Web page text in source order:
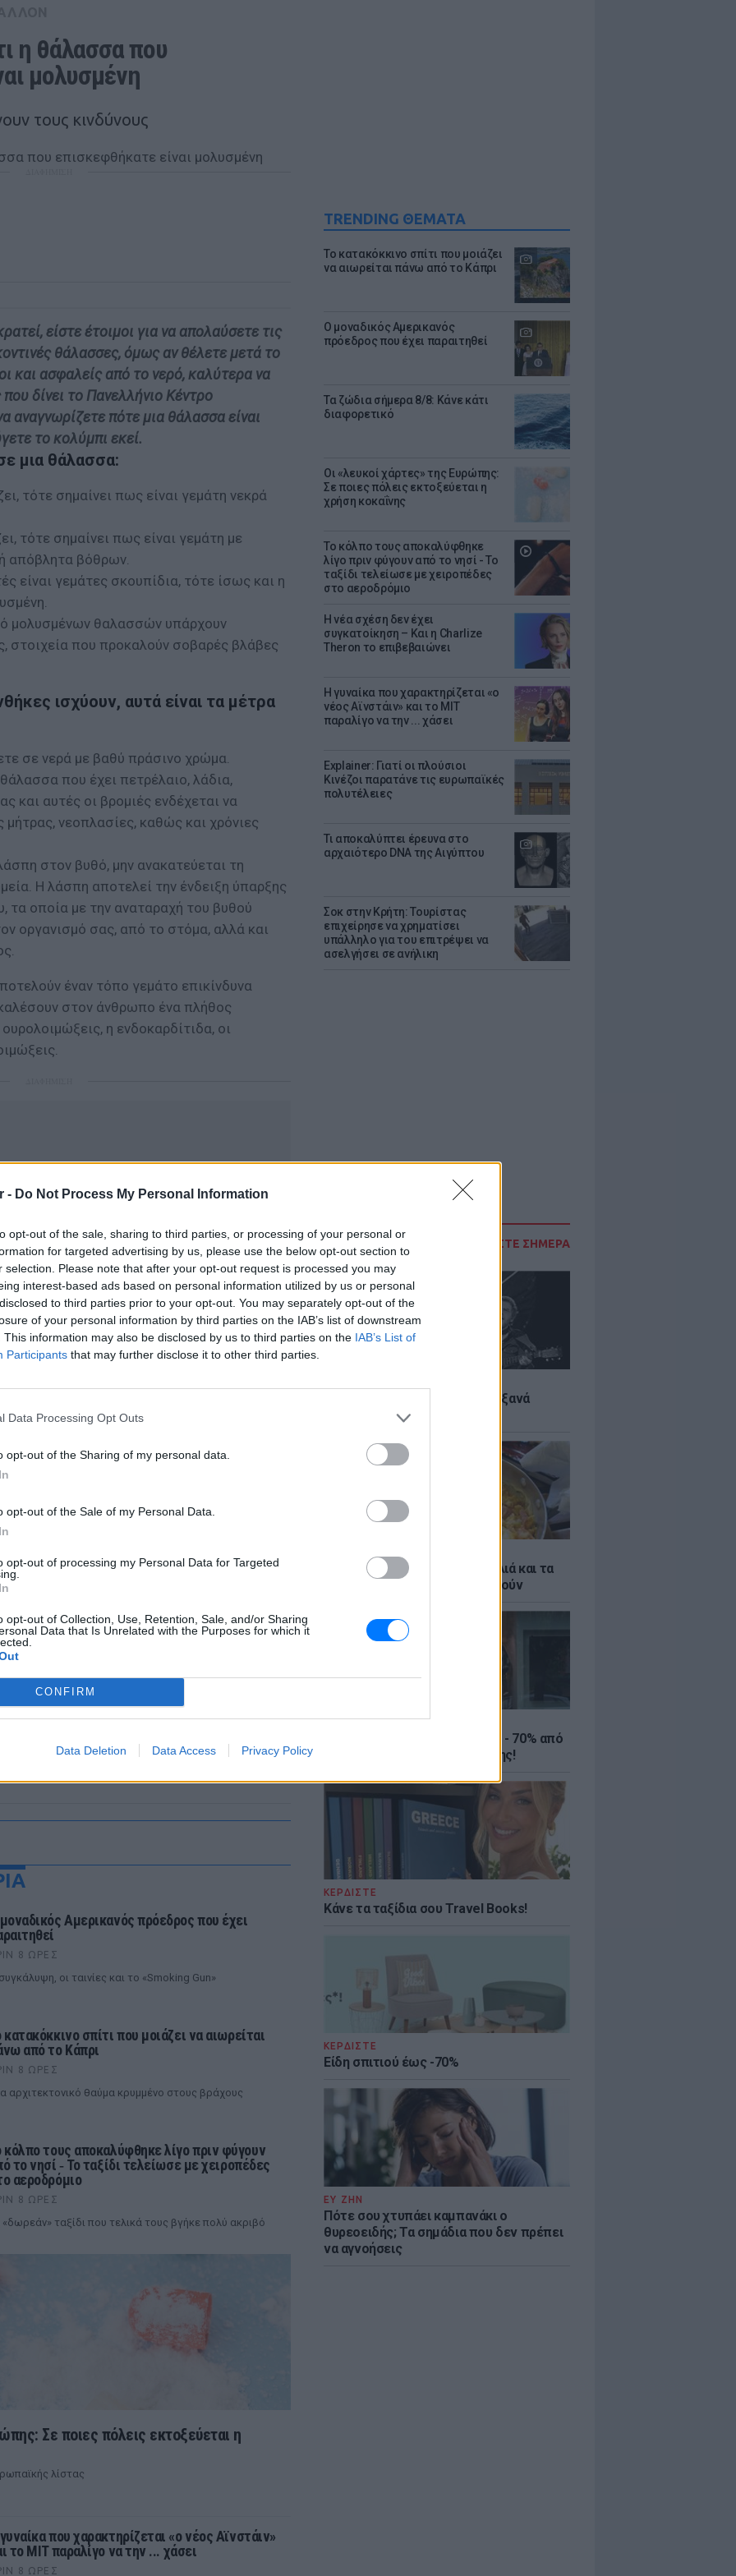
- Do Not Process My Personal Information
opt-out of the sale, sharing to third parties, or processing of your personal or
for targeted advertising by us, please use the below opt-out section to
selection. Please note that after your opt-out request is processed you may
interest-based ads based on personal information utilized by us or personal
to third parties prior to your opt-out. You may separately opt-out of the
of your personal information by third parties on the IAB’s list of downstream
This information may also be disclosed by us to third parties on the IAB’s List of
Participants that may further disclose it to other third parties.
Data Processing Opt Outs
opt-out of the Sharing of my personal data.
opt-out of the Sale of my Personal Data.
opt-out of processing my Personal Data for Targeted
opt-out of Collection, Use, Retention, Sale, and/or Sharing
Data that Is Unrelated with the Purposes for which it
CONFIRM
Data Deletion Data Access Privacy Policy
TRENDING ΘΕΜΑΤΑ
Το κατακόκκινο σπίτι που μοιάζει
να αιωρείται πάνω από το Κάπρι
Ο μοναδικός Αμερικανός
πρόεδρος που έχει παραιτηθεί
Τα ζώδια σήμερα 8/8: Κάνε κάτι
διαφορετικό
Οι «λευκοί χάρτες» της Ευρώπης:
Σε ποιες πόλεις εκτοξεύεται η
χρήση κοκαΐνης
Το κόλπο τους αποκαλύφθηκε
λίγο πριν φύγουν από το νησί - Το
ταξίδι τελείωσε με χειροπέδες
στο αεροδρόμιο
Η νέα σχέση δεν έχει
συγκατοίκηση – Και η Charlize
Theron το επιβεβαιώνει
Η γυναίκα που χαρακτηρίζεται «ο
νέος Αϊνστάιν» και το MIT
παραλίγο να την ... χάσει
Explainer: Γιατί οι πλούσιοι
Κινέζοι παρατάνε τις ευρωπαϊκές
πολυτέλειες
Τι αποκαλύπτει έρευνα στο
αρχαιότερο DNA της Αιγύπτου
Σοκ στην Κρήτη: Τουρίστας
επιχείρησε να χρηματίσει
υπάλληλο για του επιτρέψει να
ασελγήσει σε ανήλικη
ΔΙΑΒΑΣΤΕ ΣΗΜΕΡΑ
5 one-hit wonders που έγιναν ξανά
διάσημοι από… ατύχημα
Ελληνικό γιαούρτι: Μία κουταλιά και τα
scrambled eggs θα απογειωθούν
ΚΕΡΔΙΣΤΕ
Καλοκαιρινές εκπτώσεις έως - 70% από
τα μεγαλύτερα eshops ένδυσης!
ΚΕΡΔΙΣΤΕ
Κάνε τα ταξίδια σου Travel Books!
ΚΕΡΔΙΣΤΕ
Είδη σπιτιού έως -70%
ΕΥ ΖΗΝ
Πότε σου χτυπάει καμπανάκι ο
θυρεοειδής; Τα σημάδια που δεν πρέπει
να αγνοήσεις
η θάλασσα που
μολυσμένη
τους κινδύνους
είστε έτοιμοι για να απολαύσετε τις
θάλασσες, όμως αν θέλετε μετά το
και ασφαλείς από το νερό, καλύτερα να
δίνει το Πανελλήνιο Κέντρο
αναγνωρίζετε πότε μια θάλασσα είναι
το κολύμπι εκεί.
μια θάλασσα:
τότε σημαίνει πως είναι γεμάτη νεκρά
τότε σημαίνει πως είναι γεμάτη με
απόβλητα βόθρων.
είναι γεμάτες σκουπίδια, τότε ίσως και η
μολυσμένων θαλασσών υπάρχουν
στοιχεία που προκαλούν σοβαρές βλάβες
ισχύουν, αυτά είναι τα μέτρα
σε νερά με βαθύ πράσινο χρώμα.
που έχει πετρέλαιο, λάδια,
και αυτές οι βρομιές ενδέχεται να
νεοπλασίες, καθώς και χρόνιες
στον βυθό, μην ανακατεύεται τη
Η λάσπη αποτελεί την ένδειξη ύπαρξης
τα οποία με την αναταραχή του βυθού
οργανισμό σας, από το στόμα, αλλά και
έναν τόπο γεμάτο επικίνδυνα
στον άνθρωπο ένα πλήθος
η ενδοκαρδίτιδα, οι
στοGoogle Newsκαι μάθετε πρώτοιτα
γιαΜόδα,Ομορφιά,Σχέσειςκαι
και στο Instagram
Αμερικανός πρόεδρος που έχει
8 ΏΡΕΣ
οι ταινίες και το «Smoking Gun»
κατακόκκινο σπίτι που μοιάζει να αιωρείται
από το Κάπρι
8 ΏΡΕΣ
αρχιτεκτονικό θαύμα κρυμμένο στους βράχους
κόλπο τους αποκαλύφθηκε λίγο πριν φύγουν
το νησί ‑ Το ταξίδι τελείωσε με χειροπέδες
αεροδρόμιο
8 ΏΡΕΣ
«δωρεάν» ταξίδι που τελικά τους βγήκε πολύ ακριβό
Σε ποιες πόλεις εκτοξεύεται η
λίστας
που χαρακτηρίζεται «ο νέος Αϊνστάιν»
το MIT παραλίγο να την ... χάσει
8 ΏΡΕΣ